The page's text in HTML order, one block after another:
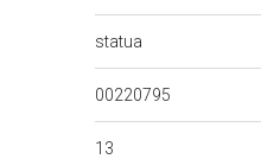
statua
00220795
13